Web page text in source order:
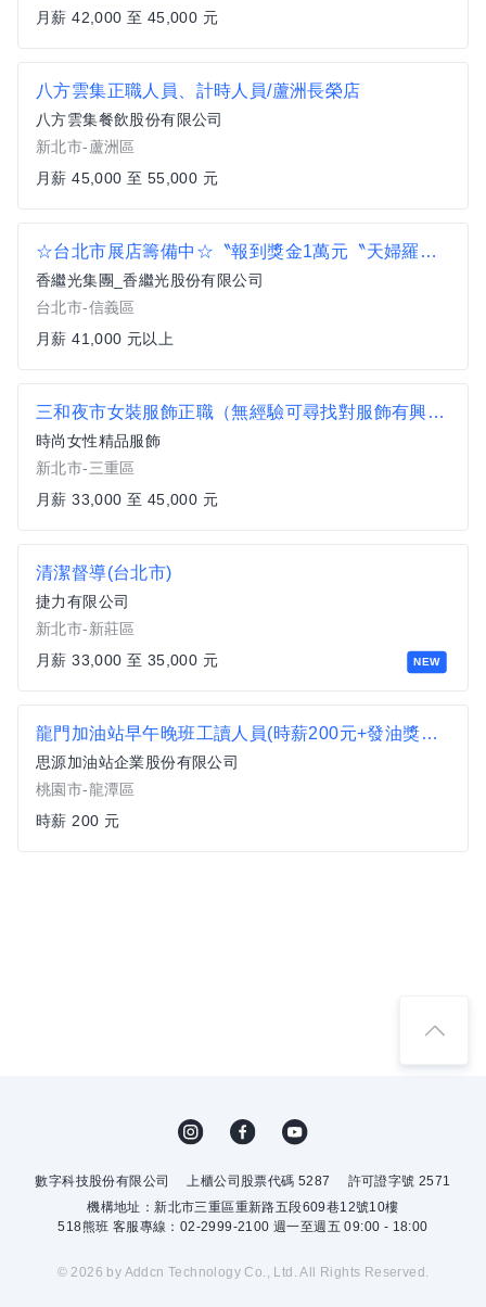
月薪 42,000 至 45,000 元
八方雲集正職人員、計時人員/蘆洲長榮店
八方雲集餐飲股份有限公司
新北市-蘆洲區
月薪 45,000 至 55,000 元
☆台北市展店籌備中☆〝報到獎金1萬元〝天婦羅職人廚師-金子半之助【台北市新展店】月薪41000元起(含績效獎金)
香繼光集團_香繼光股份有限公司
台北市-信義區
月薪 41,000 元以上
三和夜市女裝服飾正職（無經驗可尋找對服飾有興趣跟熱忱的夥伴)
時尚女性精品服飾
新北市-三重區
月薪 33,000 至 45,000 元
NEW
清潔督導(台北市)
捷力有限公司
新北市-新莊區
月薪 33,000 至 35,000 元
龍門加油站早午晚班工讀人員(時薪200元+發油獎勵金)
思源加油站企業股份有限公司
桃園市-龍潭區
時薪 200 元
數字科技股份有限公司 上櫃公司股票代碼 5287
許可證字號 2571
機構地址：新北市三重區重新路五段609巷12號10樓
518熊班 客服專線：02-2999-2100 週一至週五 09:00 - 18:00
© 2026 by Addcn Technology Co., Ltd. All Rights Reserved.